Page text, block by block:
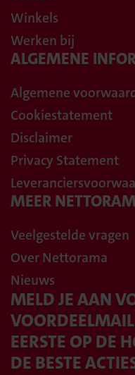
Winkels
Werken bij
ALGEMENE
Algemene
Cookiestatement
Disclaimer
Privacy Statement
MEER
Veelgestelde vragen
Over Nettorama
Nieuws
MELD JE AAN
EERSTE OP DE
DE BESTE